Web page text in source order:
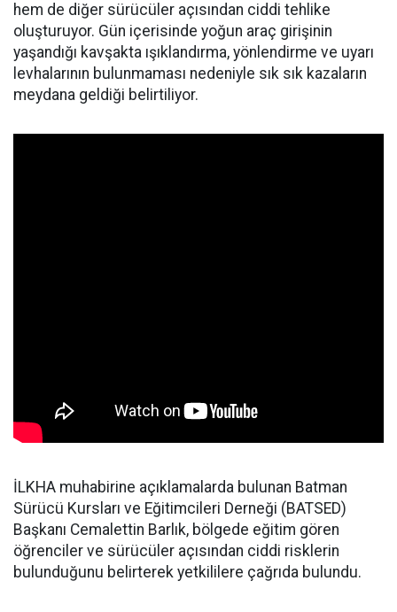
hem de diğer sürücüler açısından ciddi tehlike
oluşturuyor. Gün içerisinde yoğun araç girişinin
yaşandığı kavşakta ışıklandırma, yönlendirme ve uyarı
levhalarının bulunmaması nedeniyle sık sık kazaların
meydana geldiği belirtiliyor.
İLKHA muhabirine açıklamalarda bulunan Batman
Sürücü Kursları ve Eğitimcileri Derneği (BATSED)
Başkanı Cemalettin Barlık, bölgede eğitim gören
öğrenciler ve sürücüler açısından ciddi risklerin
bulunduğunu belirterek yetkililere çağrıda bulundu.